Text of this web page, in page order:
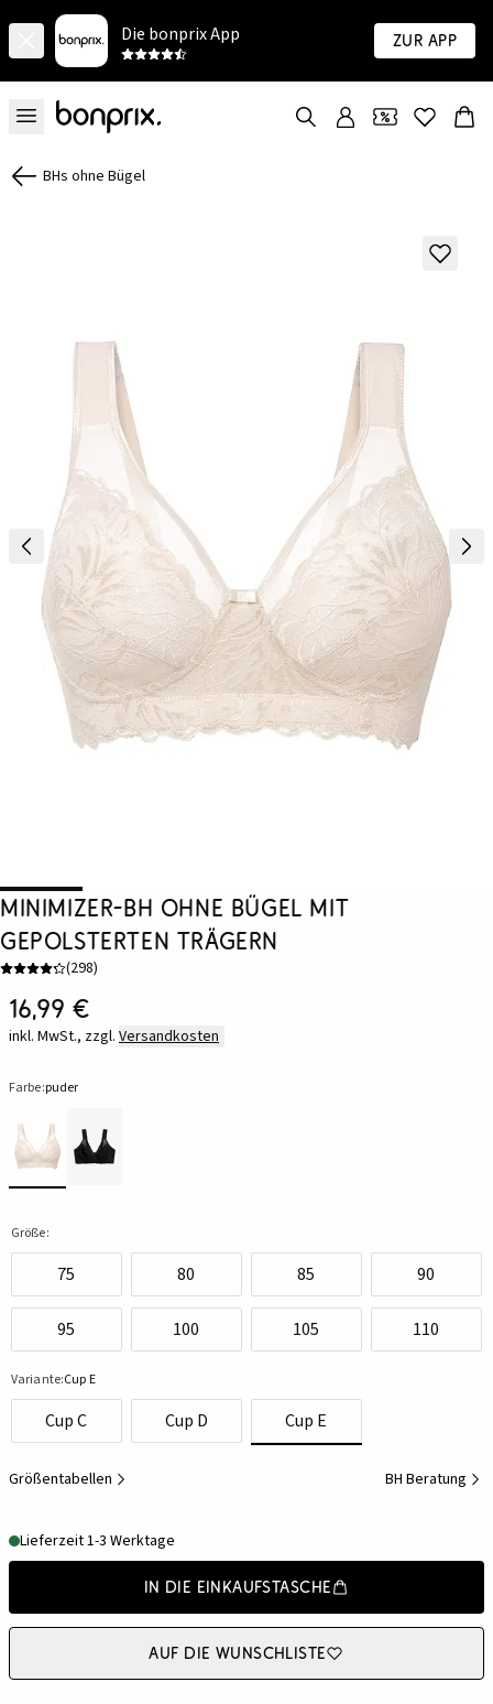
Die bonprix App Zur App
BHs ohne Bügel
Minimizer-BH ohne Bügel mit
gepolsterten Trägern
(298)
16,99 €
inkl. MwSt., zzgl. Versandkosten
Farbe:puder
Größe:
75 80 85 90
95 100 105 110
Variante:Cup E
Cup C Cup D Cup E
Größentabellen BH Beratung
Lieferzeit 1-3 Werktage
In die Einkaufstasche
Auf die Wunschliste